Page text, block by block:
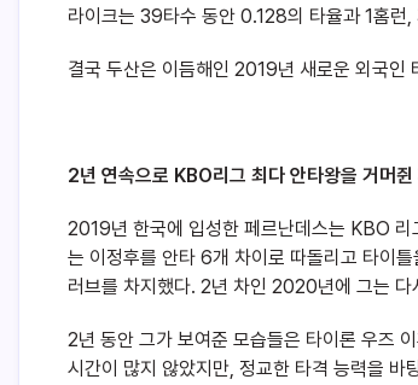
라이크는 39타수 동안 0.128의 타율과 1홈런
결국 두산은 이듬해인 2019년 새로운 외국인
2년 연속으로 KBO리그 최다 안타왕을 거머쥔
2019년 한국에 입성한 페르난데스는 KBO 리
는 이정후를 안타 6개 차이로 따돌리고 타이
러브를 차지했다. 2년 차인 2020년에 그는
2년 동안 그가 보여준 모습들은 타이론 우즈
시간이 많지 않았지만, 정교한 타격 능력을